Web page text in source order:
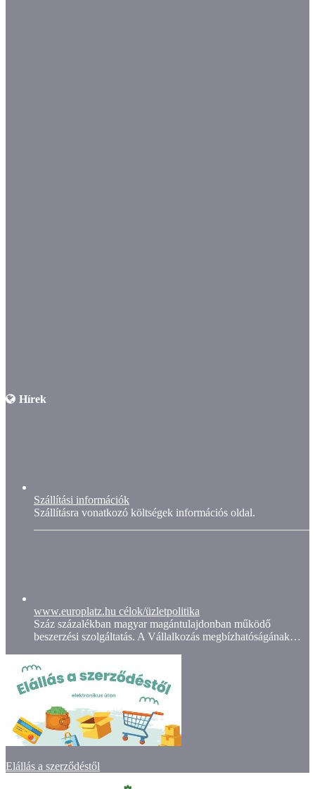
Hírek
Szállítási információk
Szállításra vonatkozó költségek információs oldal.
www.europlatz.hu célok/üzletpolitika
Száz százalékban magyar magántulajdonban működő
beszerzési szolgáltatás. A Vállalkozás megbízhatóságának…
Elállás a szerződéstől